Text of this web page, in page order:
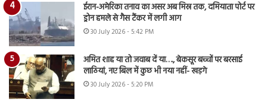
ईरान-अमेरिका तनाव का असर अब मिस्र तक, दमियाता पोर्ट पर
ड्रोन हमले से गैस टैंकर में लगी आग
30 July 2026 - 5:42 PM
अमित शाह या तो जवाब दें या…., बेकसूर बच्चों पर बरसाई
लाठियां, नए बिल में कुछ भी नया नहीं- खड़गे
30 July 2026 - 5:20 PM